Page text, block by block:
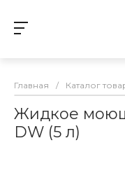
Главная / Каталог
Жидкое
DW (5 л)